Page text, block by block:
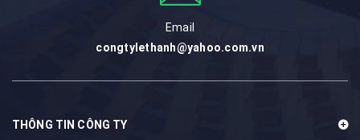
Email
congtylethanh@yahoo.com.vn
THÔNG TIN CÔNG TY